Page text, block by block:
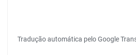
Tradução automática pelo Google